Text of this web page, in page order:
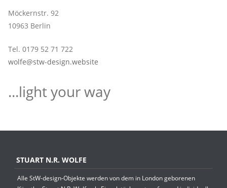
Möckernstr. 92
10963 Berlin
Tel. 0179 52 71 722
wolfe@stw-design.website
...light your way
STUART N.R. WOLFE
Alle StW-design-Objekte werden von dem in London geborenen